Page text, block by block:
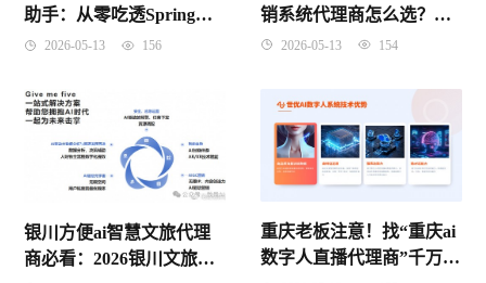
助手：从零吃透Spring
IoC控制反转，理解原理
2026-05-13 156
销系统代理商怎么选？别
再被“假智能”割韭菜了！
2026-05-13 154
银川方便ai智慧文旅代理
商必看：2026银川文旅数
重庆老板注意！找“重庆ai
数字人直播代理商”千万别